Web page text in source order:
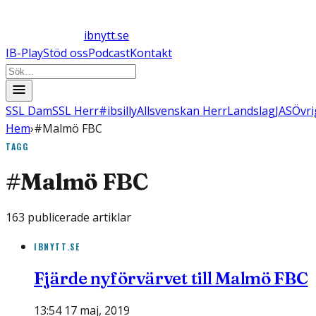
ibnytt.se
IB-PlayStöd ossPodcastKontakt
SSL DamSSL Herr#ibsillyAllsvenskan HerrLandslagJAS
Hem›#Malmö FBC
TAGG
#Malmö FBC
163 publicerade artiklar
IBNYTT.SE
Fjärde nyförvärvet till Malmö FBC
13:54 17 maj, 2019